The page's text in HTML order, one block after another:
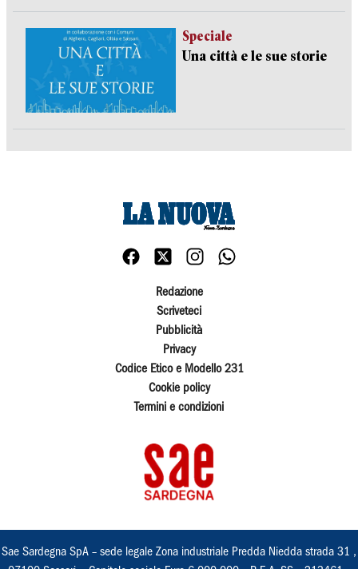
Speciale
Una città e le sue storie
Redazione
Scriveteci
Pubblicità
Privacy
Codice Etico e Modello 231
Cookie policy
Termini e condizioni
Sae Sardegna SpA – sede legale Zona industriale Predda Niedda strada 31 ,